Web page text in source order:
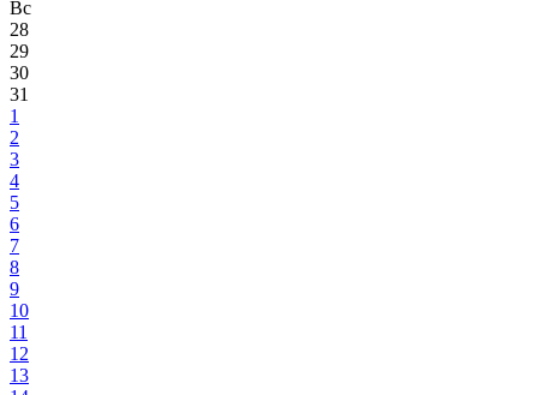
Вс
28
29
30
31
1
2
3
4
5
6
7
8
9
10
11
12
13